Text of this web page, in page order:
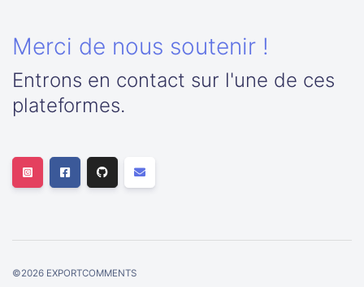
Merci de nous soutenir !
Entrons en contact sur l'une de ces
plateformes.
©2026 EXPORTCOMMENTS